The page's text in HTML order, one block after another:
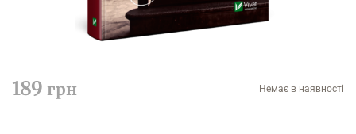
189 грн Немає в наявності